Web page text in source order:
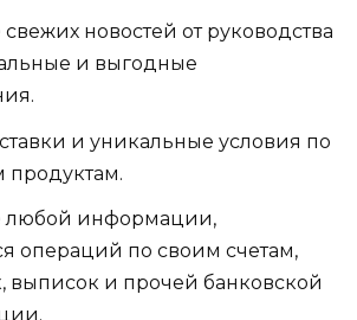
новостей от руководства
и выгодные
и уникальные условия по
любой информации,
операций по своим счетам,
выписок и прочей банковской